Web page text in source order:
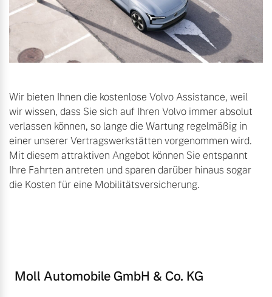
Wir bieten Ihnen die kostenlose Volvo Assistance, weil
wir wissen, dass Sie sich auf Ihren Volvo immer absolut
verlassen können, so lange die Wartung regelmäßig in
einer unserer Vertragswerkstätten vorgenommen wird.
Mit diesem attraktiven Angebot können Sie entspannt
Ihre Fahrten antreten und sparen darüber hinaus sogar
die Kosten für eine Mobilitätsversicherung.
Moll Automobile GmbH & Co. KG